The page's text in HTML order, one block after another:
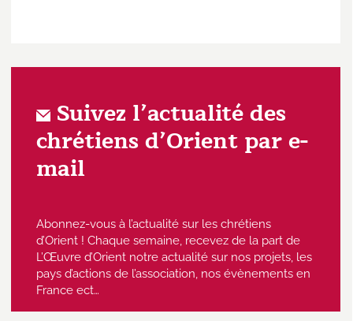
Suivez l’actualité des
chrétiens d’Orient par e-
mail
Abonnez-vous à l’actualité sur les chrétiens
d’Orient ! Chaque semaine, recevez de la part de
L’Œuvre d’Orient notre actualité sur nos projets, les
pays d’actions de l’association, nos évènements en
France ect…